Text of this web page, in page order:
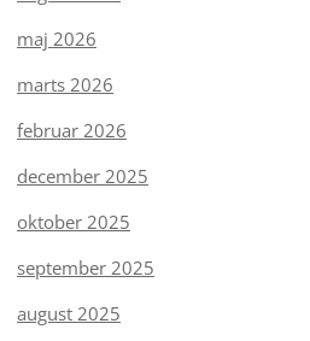
maj 2026
marts 2026
februar 2026
december 2025
oktober 2025
september 2025
august 2025